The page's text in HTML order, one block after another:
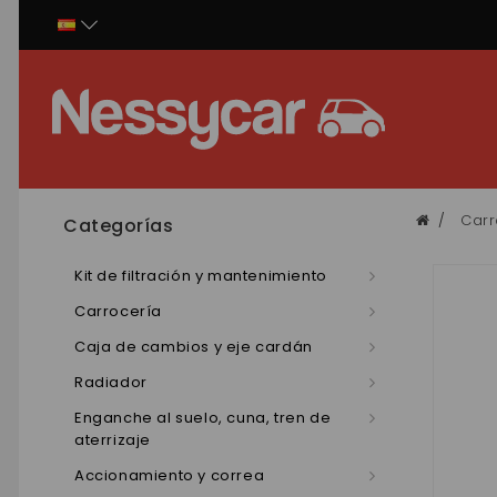
Categorías
Kit de filtración y mantenimiento
Carrocería
Caja de cambios y eje cardán
Radiador
Enganche al suelo, cuna, tren de
aterrizaje
Accionamiento y correa